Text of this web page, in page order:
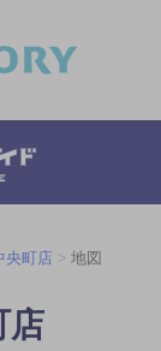
央町店 地図
店